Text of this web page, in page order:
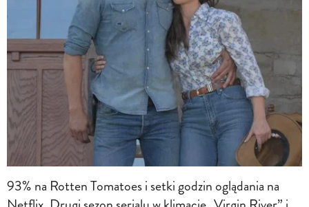
93% na Rotten Tomatoes i setki godzin oglądania na